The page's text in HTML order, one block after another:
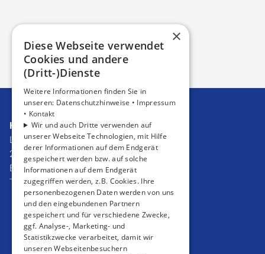
Haustechnik Rosenboom GmbH
Lippestraße 24
26548 Norderney
E-Mail: info@rosenboom-norderney.de
Tel.: 04932 8770
Impressum
Barrierefreiheitserklärung
Datenschutzerklärung
×
Diese Webseite verwendet
Cookies und andere
(Dritt-)Dienste
Weitere Informationen finden Sie in
unseren: Datenschutzhinweise • Impressum
• Kontakt
Wir und auch Dritte verwenden auf
unserer Webseite Technologien, mit Hilfe
derer Informationen auf dem Endgerät
gespeichert werden bzw. auf solche
Informationen auf dem Endgerät
zugegriffen werden, z.B. Cookies. Ihre
personenbezogenen Daten werden von uns
und den eingebundenen Partnern
gespeichert und für verschiedene Zwecke,
ggf. Analyse-, Marketing- und
Statistikzwecke verarbeitet, damit wir
unseren Webseitenbesuchern